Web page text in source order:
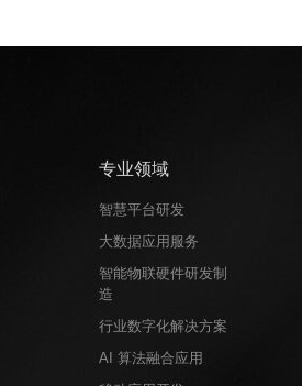
专业领域
智慧平台研发
大数据应用服务
智能物联硬件研发制
造
行业数字化解决方案
AI 算法融合应用